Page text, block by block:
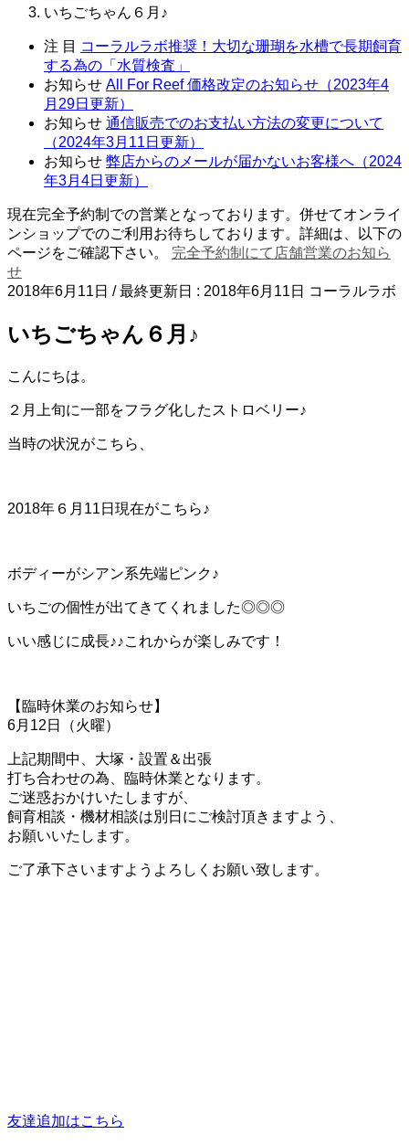
いちごちゃん６月♪
注 目 コーラルラボ推奨！大切な珊瑚を水槽で長期飼育
する為の「水質検査」
お知らせ All For Reef 価格改定のお知らせ（2023年4
月29日更新）
お知らせ 通信販売でのお支払い方法の変更について
（2024年3月11日更新）
お知らせ 弊店からのメールが届かないお客様へ（2024
年3月4日更新）
現在完全予約制での営業となっております。併せてオンライ
ンショップでのご利用お待ちしております。詳細は、以下の
ページをご確認下さい。 完全予約制にて店舗営業のお知ら
せ
2018年6月11日 / 最終更新日 : 2018年6月11日 コーラルラボ
いちごちゃん６月♪
こんにちは。
２月上旬に一部をフラグ化したストロベリー♪
当時の状況がこちら、
2018年６月11日現在がこちら♪
ボディーがシアン系先端ピンク♪
いちごの個性が出てきてくれました◎◎◎
いい感じに成長♪♪これからが楽しみです！
【臨時休業のお知らせ】
6月12日（火曜）
上記期間中、大塚・設置＆出張
打ち合わせの為、臨時休業となります。
ご迷惑おかけいたしますが、
飼育相談・機材相談は別日にご検討頂きますよう、
お願いいたします。
ご了承下さいますようよろしくお願い致します。
友達追加はこちら